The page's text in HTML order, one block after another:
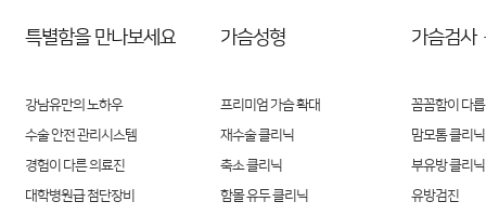
특별함을 만나보세요
강남유만의 노하우
수술 안전 관리시스템
경험이 다른 의료진
대학병원급 첨단장비
가슴성형
프리미엄 가슴 확대
재수술 클리닉
축소 클리닉
함몰 유두 클리닉
가슴검사
꼼꼼함이 다
맘모톰 클리닉
부유방 클리닉
유방검진